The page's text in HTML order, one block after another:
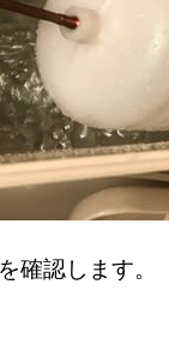
確認します。